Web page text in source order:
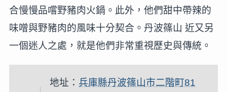
合慢慢品嚐野豬肉火鍋。此外，他們甜中帶辣的
味噌與野豬肉的風味十分契合。丹波篠山 近又另
一個迷人之處，就是他們非常重視歷史與傳統。
地址： 兵庫縣丹波篠山市二階町81